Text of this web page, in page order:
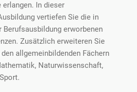
In dieser
vertiefen Sie die in
Berufsausbildung erworbenen
Zusätzlich erweiteren Sie
allgemeinbildenden Fächern
Naturwissenschaft,